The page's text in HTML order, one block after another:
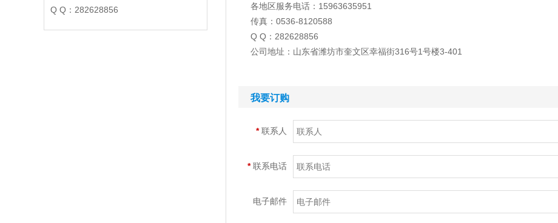
Q Q：282628856
各地区服务电话：15963635951
传真：0536-8120588
Q Q：282628856
公司地址：山东省潍坊市奎文区幸福街316号1号楼3-401
我要订购
*联系人
*联系电话
电子邮件